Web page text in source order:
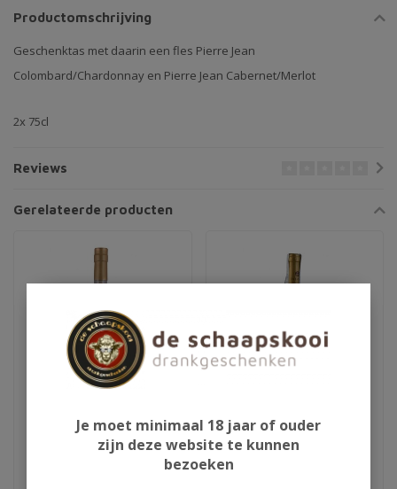
Productomschrijving
Geschenktas met daarin een fles Pierre Jean
Colombard/Chardonnay en Pierre Jean Cabernet/Merlot
2x 75cl
Reviews
Gerelateerde producten
Moscatel Oro Floralis
Samos Doux Mise
Je moet minimaal 18 jaar of ouder
zijn deze website te kunnen
bezoeken